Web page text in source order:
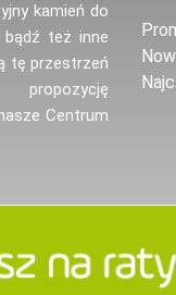
kamień do
bądź też inne
tę przestrzeń
Centrum